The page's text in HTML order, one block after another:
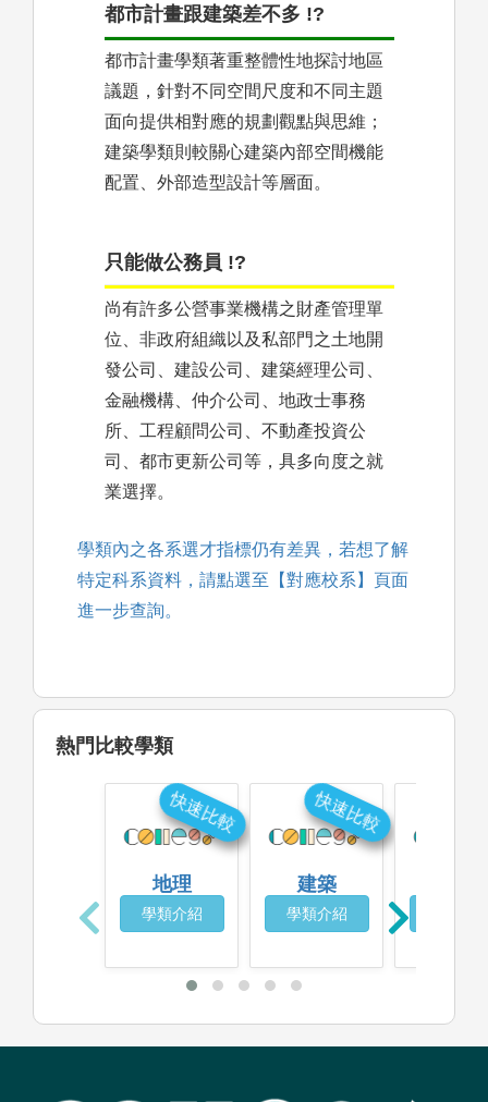
都市計畫跟建築差不多 !?
都市計畫學類著重整體性地探討地區
議題，針對不同空間尺度和不同主題
面向提供相對應的規劃觀點與思維；
建築學類則較關心建築內部空間機能
配置、外部造型設計等層面。
只能做公務員 !?
尚有許多公營事業機構之財產管理單
位、非政府組織以及私部門之土地開
發公司、建設公司、建築經理公司、
金融機構、仲介公司、地政士事務
所、工程顧問公司、不動產投資公
司、都市更新公司等，具多向度之就
業選擇。
學類內之各系選才指標仍有差異，若想了解
特定科系資料，請點選至【對應校系】頁面
進一步查詢。
熱門比較學類
地理
學類介紹
快速比較
建築
學類介紹
快速比較